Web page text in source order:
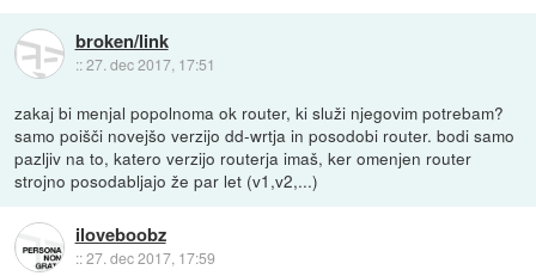
broken/link
::27. dec 2017, 17:51
zakaj bi menjal popolnoma ok router, ki služi njegovim potrebam?
samo poišči novejšo verzijo dd-wrtja in posodobi router. bodi samo
pazljiv na to, katero verzijo routerja imaš, ker omenjen router
strojno posodabljajo že par let (v1,v2,...)
iloveboobz
::27. dec 2017, 17:59